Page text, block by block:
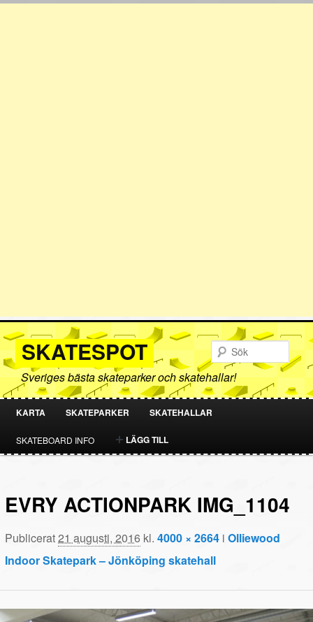
SKATESPOT
Sveriges bästa skateparker och skatehallar!
HOPPA
TILL
HOPPA
TILL
KARTA SKATEPARKER SKATEHALLAR
SKATEBOARD INFO LÄGG TILL
EVRY ACTIONPARK IMG_1104
Publicerat21 augusti, 2016 kl.4000 × 2664 iOlliewood
Indoor Skatepark – Jönköping skatehall